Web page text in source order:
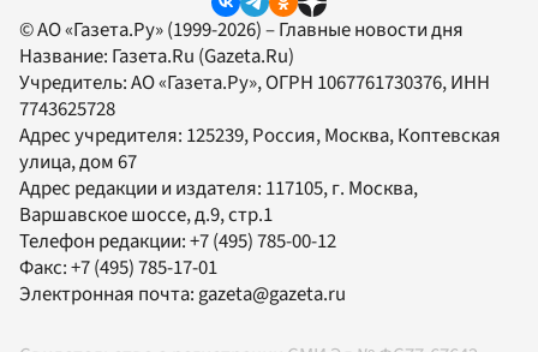
© АО «Газета.Ру» (1999-2026) – Главные новости дня
Название: Газета.Ru (Gazeta.Ru)
Учредитель:АО «Газета.Ру», ОГРН 1067761730376, ИНН
7743625728
Адрес учредителя: 125239, Россия, Москва, Коптевская
улица, дом 67
Адрес редакции и издателя: 117105, г. Москва,
Варшавское шоссе, д.9, стр.1
Телефон редакции:+7 (495) 785-00-12
Факс:+7 (495) 785-17-01
Электронная почта:gazeta@gazeta.ru